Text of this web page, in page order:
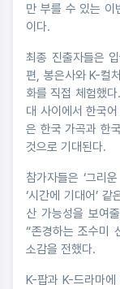
만 부를 수 있는 이
이다.
최종 진출자들은
편, 봉은사와 K-컬
화를 직접 체험했
대 사이에서 한국
은 한국 가곡과 한
것으로 기대된다.
참가자들은 ‘그리
‘시간에 기대어’
산 가능성을 보여
“존경하는 조수미
소감을 전했다.
K-팝과 K-드라마